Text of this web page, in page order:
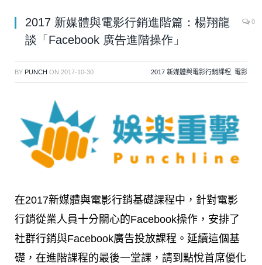
2017 新媒體與電影行銷進階篇：楊翔龍
談「Facebook 廣告進階操作」
0
BY PUNCH ON 2017-10-30 2017 新媒體與電影行銷課程 電影
在2017新媒體與電影行銷基礎課程中，針對電影
行銷從業人員十分關心的Facebook操作，安排了
社群行銷與Facebook廣告投放課程。延續這個基
礎，在進階課程的最後一堂課，請到點悅首席優化